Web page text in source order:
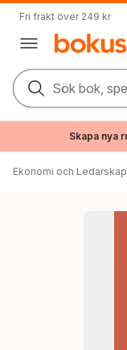
Fri frakt över 249 kr
Sök bok,
Skapa nya
Ekonomi och Ledarskap